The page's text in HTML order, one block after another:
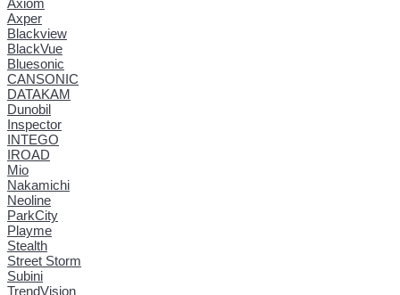
Axper
Blackview
BlackVue
Bluesonic
CANSONIC
DATAKAM
Dunobil
Inspector
INTEGO
IROAD
Mio
Nakamichi
Neoline
ParkCity
Playme
Stealth
Street Storm
Subini
TrendVision